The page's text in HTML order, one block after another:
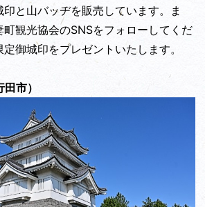
と山バッヂを販売しています。ま
観光協会のSNSをフォローしてくだ
御城印をプレゼントいたします。
市）